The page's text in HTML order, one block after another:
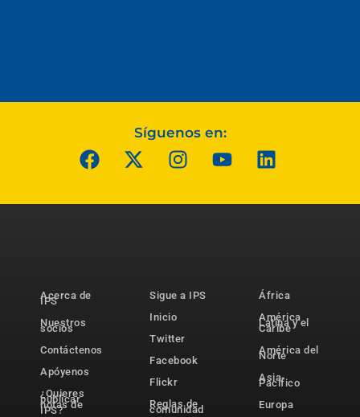
Síguenos en:
Acerca de
IPS
Nuestros
socios
Contáctenos
Apóyenos
¿Quieres
publicar
notas de
IPS?
Sigue a IPS
Inicio
Twitter
Facebook
Flickr
Reglas de
comunidad
África
América
Latina y el
Caribe
América del
Norte
Asia-
Pacífico
Europa